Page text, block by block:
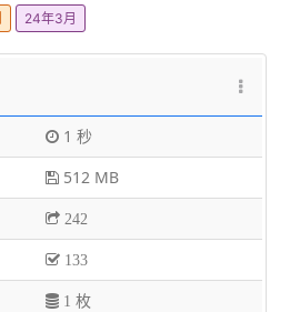
24年3月
1 秒
512 MB
242
133
1 枚